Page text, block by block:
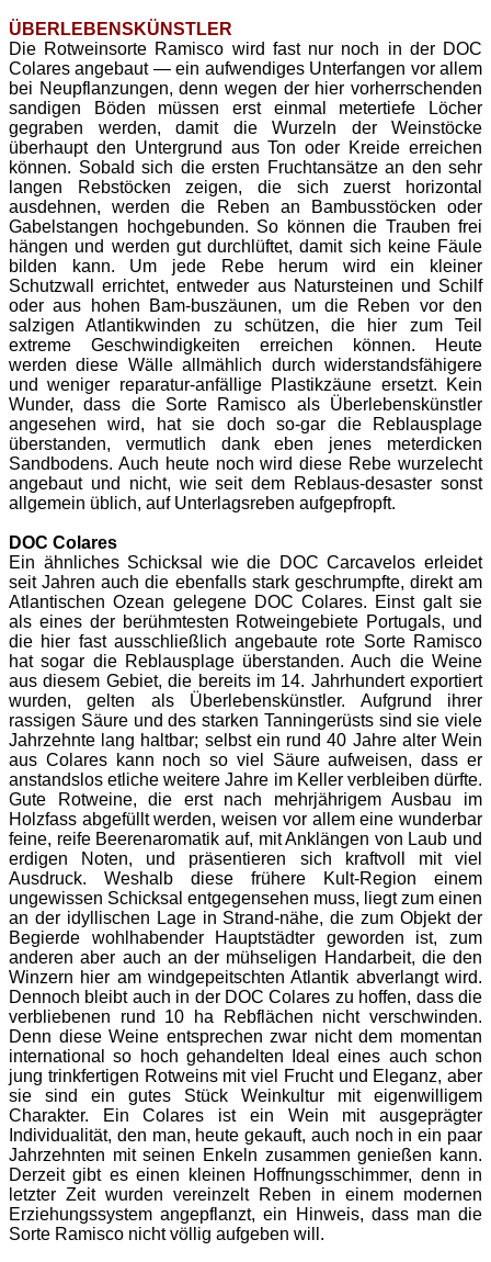
ÜBERLEBENSKÜNSTLER
Die Rotweinsorte Ramisco wird fast nur noch in der DOC
Colares angebaut — ein aufwendiges Unterfangen vor allem
bei Neupflanzungen, denn wegen der hier vorherrschenden
sandigen Böden müssen erst einmal metertiefe Löcher
gegraben werden, damit die Wurzeln der Weinstöcke
überhaupt den Untergrund aus Ton oder Kreide erreichen
können. Sobald sich die ersten Fruchtansätze an den sehr
langen Rebstöcken zeigen, die sich zuerst horizontal
ausdehnen, werden die Reben an Bambusstöcken oder
Gabelstangen hochgebunden. So können die Trauben frei
hängen und werden gut durchlüftet, damit sich keine Fäule
bilden kann. Um jede Rebe herum wird ein kleiner
Schutzwall errichtet, entweder aus Natursteinen und Schilf
oder aus hohen Bam-buszäunen, um die Reben vor den
salzigen Atlantikwinden zu schützen, die hier zum Teil
extreme Geschwindigkeiten erreichen können. Heute
werden diese Wälle allmählich durch widerstandsfähigere
und weniger reparatur-anfällige Plastikzäune ersetzt.
Kein
Wunder, dass die Sorte Ramisco als Überlebenskünstler
angesehen wird, hat sie doch so-gar die Reblausplage
überstanden, vermutlich dank eben jenes meterdicken
Sandbodens. Auch heute noch wird diese Rebe wurzelecht
angebaut und nicht, wie seit dem Reblaus-desaster sonst
allgemein üblich, auf Unterlagsreben aufgepfropft.
DOC Colares
Ein ähnliches Schicksal wie die DOC Carcavelos erleidet
seit Jahren auch die ebenfalls stark geschrumpfte, direkt am
Atlantischen Ozean gelegene DOC Colares. Einst galt sie
als eines der berühmtesten Rotweingebiete Portugals, und
die hier fast ausschließlich angebaute rote Sorte Ramisco
hat sogar die Reblausplage überstanden. Auch die Weine
aus diesem Gebiet, die bereits im 14. Jahrhundert exportiert
wurden, gelten als Überlebenskünstler. Aufgrund ihrer
rassigen Säure und des starken Tanningerüsts sind sie viele
Jahrzehnte lang haltbar; selbst ein rund 40 Jahre alter Wein
aus Colares kann noch so viel Säure aufweisen, dass er
anstandslos etliche weitere Jahre im Keller verbleiben dürfte.
Gute Rotweine, die erst nach mehrjährigem Ausbau im
Holzfass abgefüllt werden, weisen vor allem eine wunderbar
feine, reife Beerenaromatik auf, mit Anklängen von Laub und
erdigen Noten, und präsentieren sich kraftvoll mit viel
Ausdruck. Weshalb diese frühere Kult-Region einem
ungewissen Schicksal entgegensehen muss, liegt zum einen
an der idyllischen Lage in Strand-nähe, die zum Objekt der
Begierde wohlhabender Hauptstädter geworden ist, zum
anderen aber auch an der mühseligen Handarbeit, die den
Winzern hier am windgepeitschten Atlantik abverlangt wird.
Dennoch bleibt auch in der DOC Colares zu hoffen, dass die
verbliebenen rund 10 ha Rebflächen nicht verschwinden.
Denn diese Weine entsprechen zwar nicht dem momentan
international so hoch gehandelten Ideal eines auch schon
jung trinkfertigen Rotweins mit viel Frucht und Eleganz, aber
sie sind ein gutes Stück Weinkultur mit eigenwilligem
Charakter. Ein Colares ist ein Wein mit ausgeprägter
Individualität, den man, heute gekauft, auch noch in ein paar
Jahrzehnten mit seinen Enkeln zusammen genießen kann.
Derzeit gibt es einen kleinen Hoffnungsschimmer, denn in
letzter Zeit wurden vereinzelt Reben in einem modernen
Erziehungssystem angepflanzt, ein Hinweis, dass man die
Sorte Ramisco nicht völlig aufgeben will.